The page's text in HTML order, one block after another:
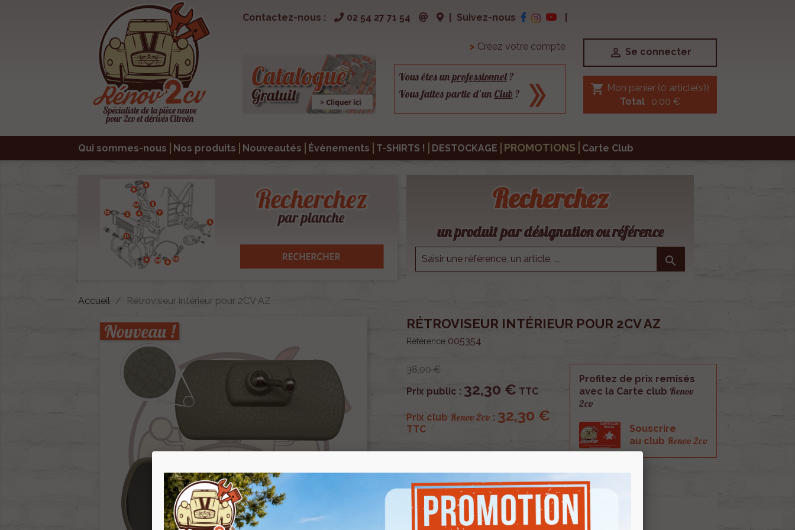
Contactez-nous : 02 54 27 71 54 Suivez-nous
> Créez votre compte
Vous êtes unprofessionnel?
Vous faites partie d’un Club ?
 Se connecter
shopping_cart Mon panier (0 article(s))
Total: 0,00 €
Qui sommes-nous Nos produits Nouveautés Évènements T-SHIRTS ! DESTOCKAGE PROMOTIONS Carte Club
Recherchez
un produit par désignation ou référence

Accueil Rétroviseur intérieur pour 2CV AZ
Nouveau ! RÉTROVISEUR INTÉRIEUR POUR 2CV AZ
Référence 005354
38,00 €
Prix public : 32,30 € TTC
Prix club Renov 2cv : 32,30 €
TTC
Profitez de prix remisés
avec la Carte club Renov
2cv
Souscrire
au club Renov 2cv
Rétroviseur intérieur pour AZ